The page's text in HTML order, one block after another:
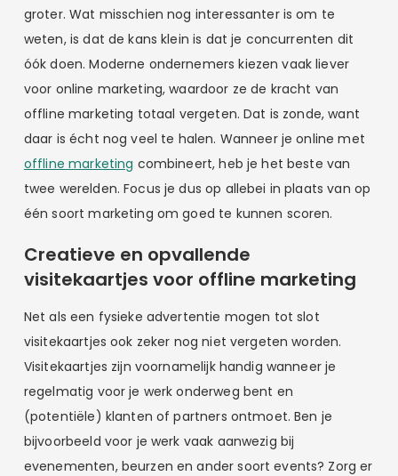
groter. Wat misschien nog interessanter is om te
weten, is dat de kans klein is dat je concurrenten dit
óók doen. Moderne ondernemers kiezen vaak liever
voor online marketing, waardoor ze de kracht van
offline marketing totaal vergeten. Dat is zonde, want
daar is écht nog veel te halen. Wanneer je online met
offline marketing combineert, heb je het beste van
twee werelden. Focus je dus op allebei in plaats van op
één soort marketing om goed te kunnen scoren.
Creatieve en opvallende
visitekaartjes voor offline marketing
Net als een fysieke advertentie mogen tot slot
visitekaartjes ook zeker nog niet vergeten worden.
Visitekaartjes zijn voornamelijk handig wanneer je
regelmatig voor je werk onderweg bent en
(potentiële) klanten of partners ontmoet. Ben je
bijvoorbeeld voor je werk vaak aanwezig bij
evenementen, beurzen en ander soort events? Zorg er